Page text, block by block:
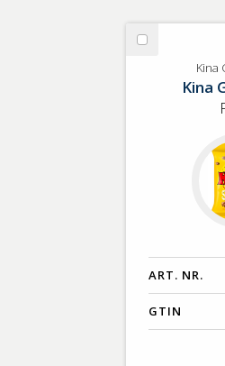
Välj
Kina
Kina
ART. NR.
GTIN